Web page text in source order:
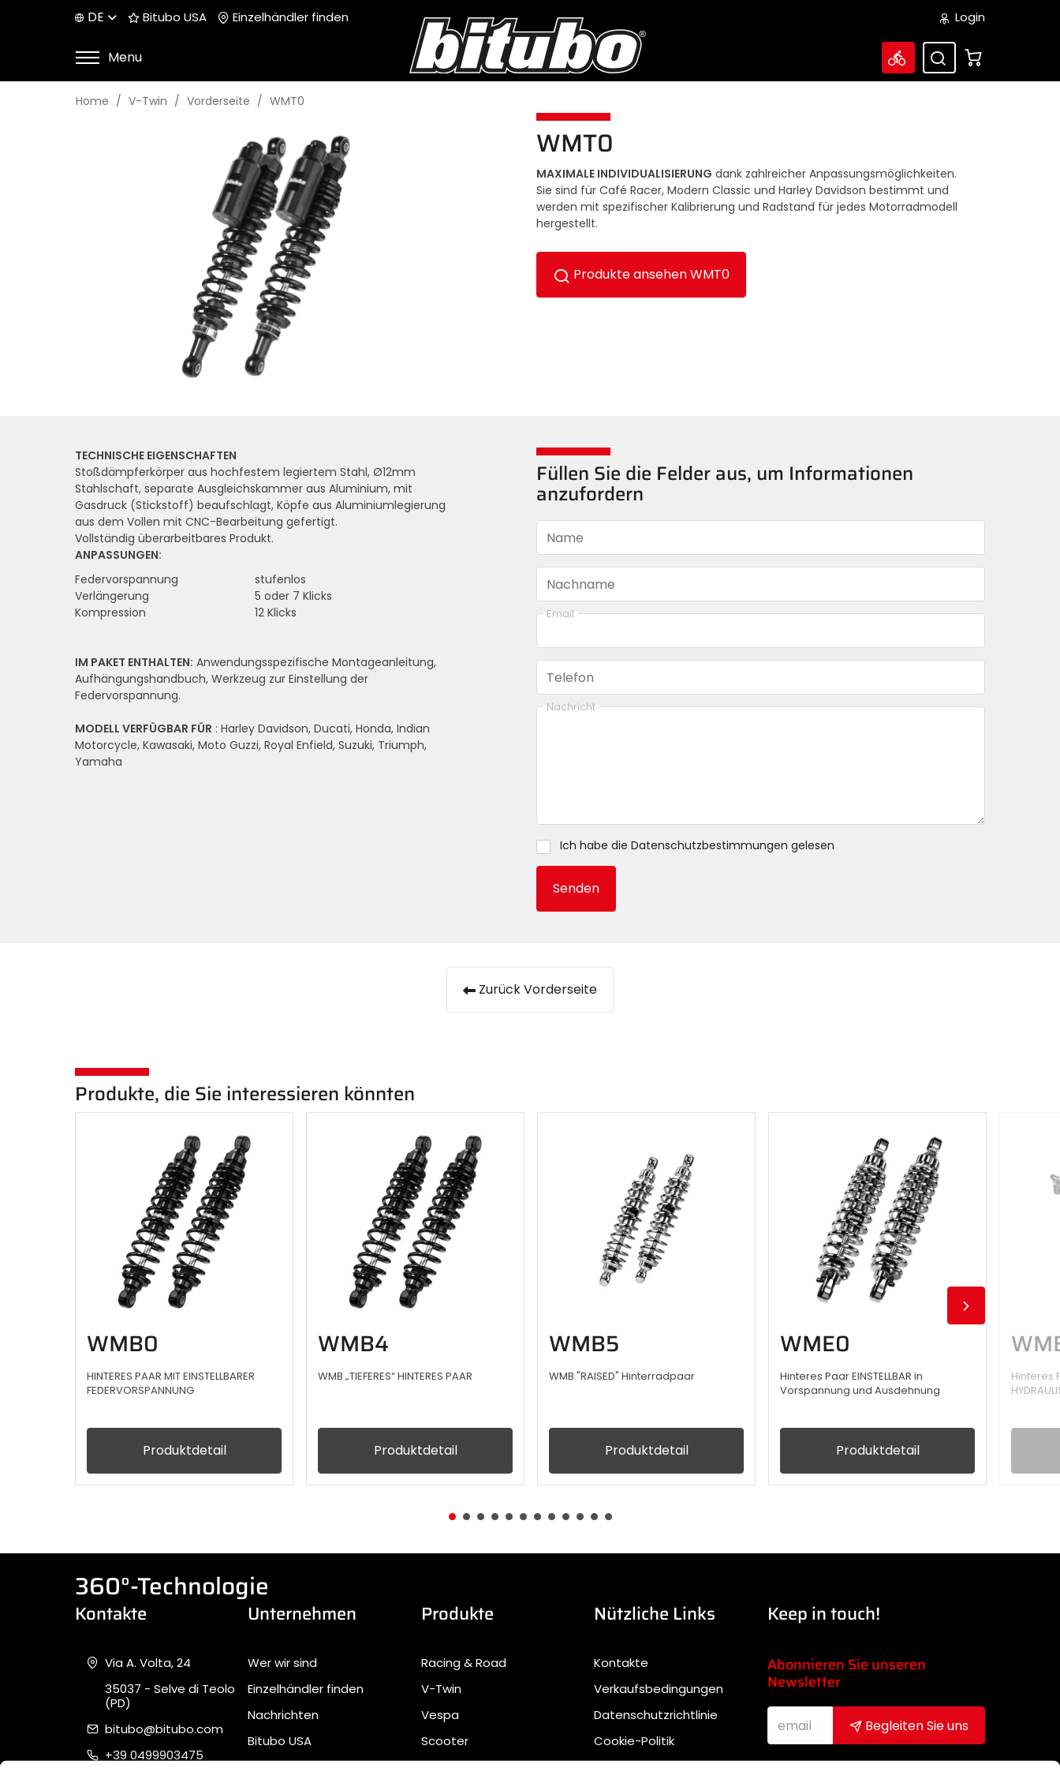
DE Bitubo USA Einzelhändler finden Login
Menu
Home V-Twin Vorderseite WMT0
WMT0
MAXIMALE INDIVIDUALISIERUNG dank zahlreicher Anpassungsmöglichkeiten.
Sie sind für Café Racer, Modern Classic und Harley Davidson bestimmt und
werden mit spezifischer Kalibrierung und Radstand für jedes Motorradmodell
hergestellt.
Produkte ansehen WMT0
TECHNISCHE EIGENSCHAFTEN
Stoßdämpferkörper aus hochfestem legiertem Stahl, Ø12mm
Stahlschaft, separate Ausgleichskammer aus Aluminium, mit
Gasdruck (Stickstoff) beaufschlagt, Köpfe aus Aluminiumlegierung
aus dem Vollen mit CNC-Bearbeitung gefertigt.
Vollständig überarbeitbares Produkt.
ANPASSUNGEN:
Federvorspannung
stufenlos
Verlängerung
5 oder 7 Klicks
Kompression
12 Klicks
IM PAKET ENTHALTEN: Anwendungsspezifische Montageanleitung,
Aufhängungshandbuch, Werkzeug zur Einstellung der
Federvorspannung.
MODELL VERFÜGBAR FÜR : Harley Davidson, Ducati, Honda, Indian
Motorcycle, Kawasaki, Moto Guzzi, Royal Enfield, Suzuki, Triumph,
Yamaha
Füllen Sie die Felder aus, um Informationen
anzufordern
Name
Nachname
Email
Telefon
Nachricht
Ich habe die Datenschutzbestimmungen gelesen
Senden
Zurück Vorderseite
Produkte, die Sie interessieren könnten
WMB0
HINTERES PAAR MIT EINSTELLBARER
FEDERVORSPANNUNG
Produktdetail
WMB4
WMB „TIEFERES“ HINTERES PAAR
Produktdetail
WMB5
WMB "RAISED" Hinterradpaar
Produktdetail
WME0
Hinteres Paar EINSTELLBAR in
Vorspannung und Ausdehnung
Produktdetail
Hinteres
360°-Technologie
Kontakte
Via A. Volta, 24
35037 - Selve di Teolo
(PD)
bitubo@bitubo.com
+39 0499903475
Unternehmen
Wer wir sind
Einzelhändler finden
Nachrichten
Bitubo USA
Produkte
Racing & Road
V-Twin
Vespa
Scooter
Nützliche Links
Kontakte
Verkaufsbedingungen
Datenschutzrichtlinie
Cookie-Politik
Keep in touch!
Abonnieren Sie unseren
Newsletter
Begleiten Sie uns